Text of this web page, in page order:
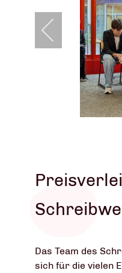
Das Team des
sich für die vielen